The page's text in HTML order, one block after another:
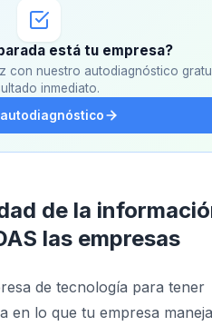
está tu empresa?
con nuestro autodiagnóstico
inmediato.
autodiagnóstico
de la
las empresas
de tecnología para tener
en lo que tu empresa maneja